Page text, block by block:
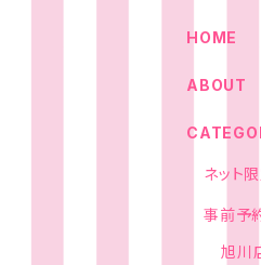
HOME
ABOUT
ネット
事前予
旭川